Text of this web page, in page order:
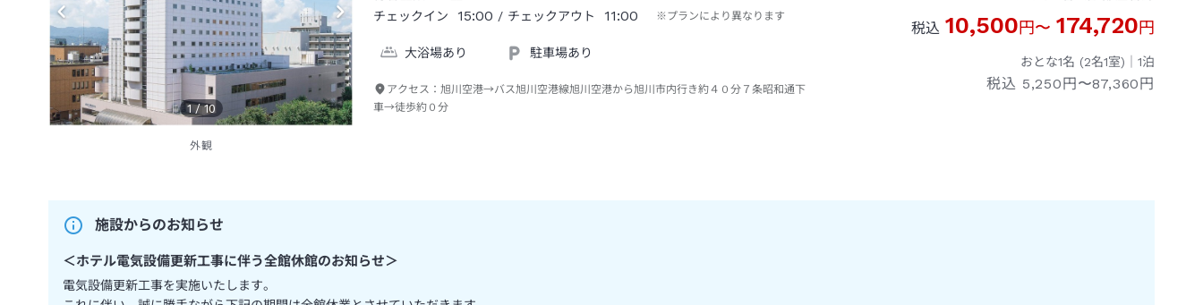
1 /10
外観
チェックイン
15:00 / チェックアウト 11:00 ※プランにより異なります
大浴場あり 駐車場あり
アクセス：旭川空港→バス旭川空港線旭川空港から旭川市内行き約４０分７条昭和通下
車→徒歩約０分
税込 10,500円〜 174,720円
おとな1名 (2名1室)｜ 1泊
税込 5,250円〜87,360円
施設からのお知らせ
＜ホテル電気設備更新工事に伴う全館休館のお知らせ＞
電気設備更新工事を実施いたします。